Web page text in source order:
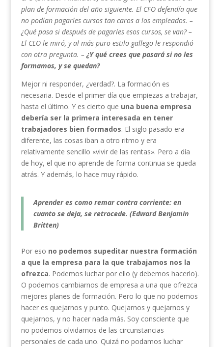
plan de formación del año siguiente. El CFO defendía que
no podían pagarles cursos tan caros a los empleados. –
¿Qué pasa si después de pagarles esos cursos, se van? –
El CEO le miró, y al más puro estilo gallego le respondió
con otra pregunta. – ¿Y qué crees que pasará si no les
formamos, y se quedan?
Mejor ni responder, ¿verdad?. La formación es
necesaria. Desde el primer día que empiezas a trabajar,
hasta el último. Y es cierto que una buena empresa
debería ser la primera interesada en tener
trabajadores bien formados. El siglo pasado era
diferente, las cosas iban a otro ritmo y era
relativamente sencillo «vivir de las rentas». Pero a día
de hoy, el que no aprende de forma continua se queda
atrás. Y además, lo hace muy rápido.
Aprender es como remar contra corriente: en
cuanto se deja, se retrocede. (Edward Benjamin
Britten)
Por eso no podemos supeditar nuestra formación
a que la empresa para la que trabajamos nos la
ofrezca. Podemos luchar por ello (y debemos hacerlo).
O podemos cambiarnos de empresa a una que ofrezca
mejores planes de formación. Pero lo que no podemos
hacer es quejarnos y punto. Quejarnos y quejarnos y
quejarnos, y no hacer nada más. Soy consciente que
no podemos olvidarnos de las circunstancias
personales de cada uno. Quizá no podamos luchar